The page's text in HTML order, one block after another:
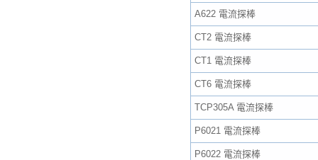
A622 電流探棒
CT2 電流探棒
CT1 電流探棒
CT6 電流探棒
TCP305A 電流探棒
P6021 電流探棒
P6022 電流探棒